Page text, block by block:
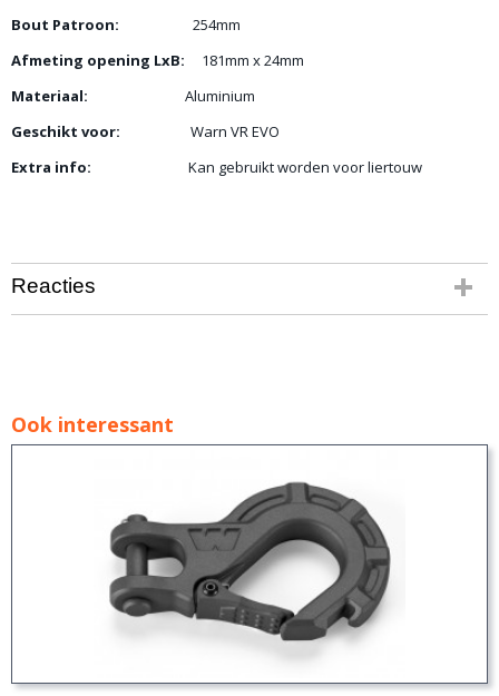
Bout Patroon: 254mm
Afmeting opening LxB: 181mm x 24mm
Materiaal: Aluminium
Geschikt voor: Warn VR EVO
Extra info: Kan gebruikt worden voor liertouw
Reacties
Ook interessant